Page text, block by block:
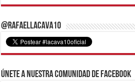
@RafaelLacava10
Únete a nuestra comunidad de Facebook